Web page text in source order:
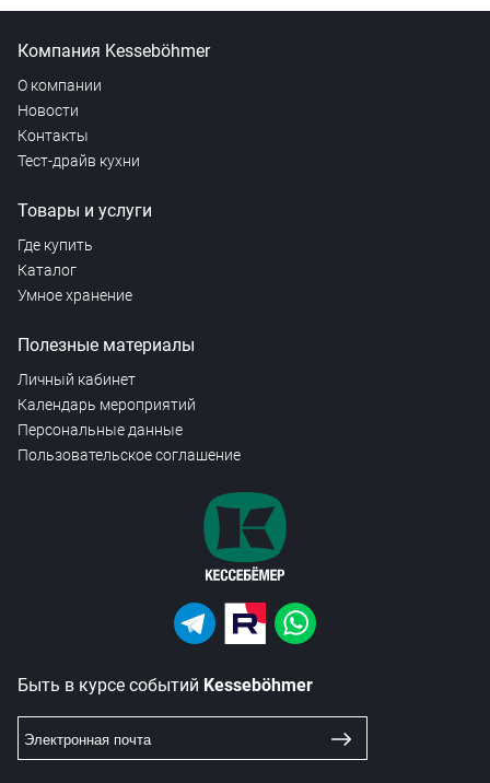
Компания Kesseböhmer
О компании
Новости
Контакты
Тест-драйв кухни
Товары и услуги
Где купить
Каталог
Умное хранение
Полезные материалы
Личный кабинет
Календарь мероприятий
Персональные данные
Пользовательское соглашение
Быть в курсе событий Kesseböhmer